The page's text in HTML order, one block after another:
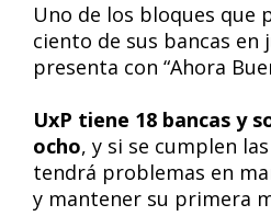
Uno de los bloques que
ciento de sus bancas en
presenta con “Ahora
UxP tiene 18 bancas y
ocho, y si se cumplen
tendrá problemas en
y mantener su primera